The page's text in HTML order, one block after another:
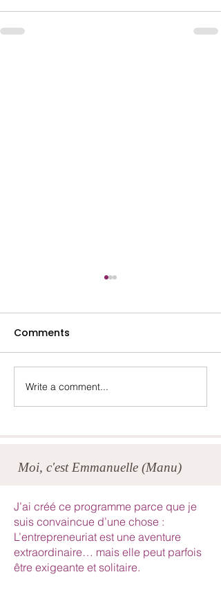
Lydia- Mai 2025
Comments
Write a comment...
J’ai créé ce programme parce que je
suis convaincue d’une chose :
L’entrepreneuriat est une aventure
extraordinaire… mais elle peut parfois
être exigeante et solitaire.
Moi, c'est Emmanuelle (Manu)